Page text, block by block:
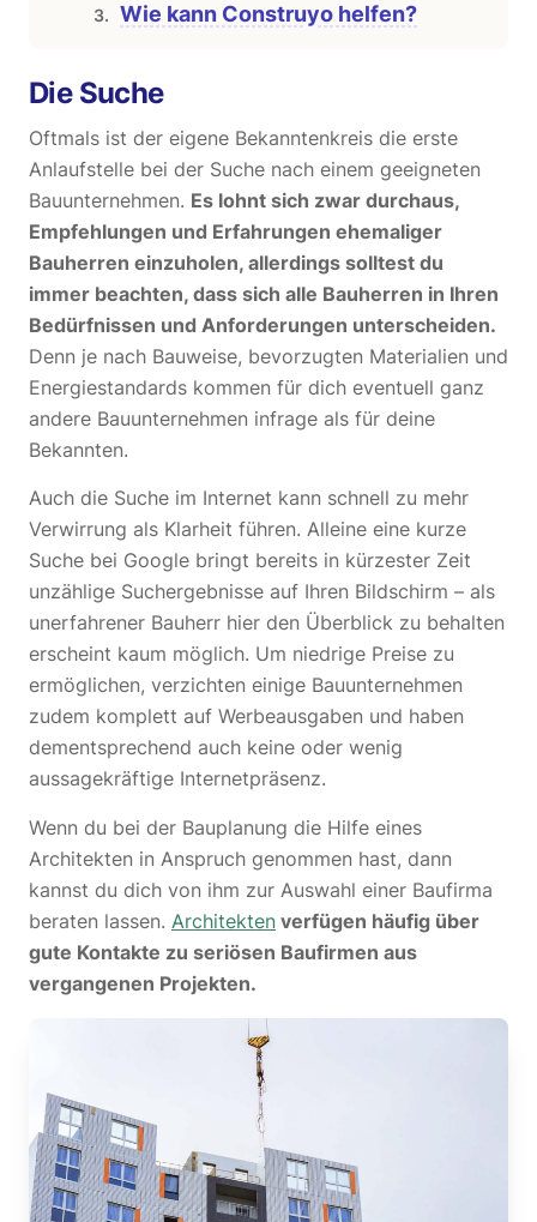
Wie kann Construyo helfen?
Die Suche
Oftmals ist der eigene Bekanntenkreis die erste
Anlaufstelle bei der Suche nach einem geeigneten
Bauunternehmen. Es lohnt sich zwar durchaus,
Empfehlungen und Erfahrungen ehemaliger
Bauherren einzuholen, allerdings solltest du
immer beachten, dass sich alle Bauherren in Ihren
Bedürfnissen und Anforderungen unterscheiden.
Denn je nach Bauweise, bevorzugten Materialien und
Energiestandards kommen für dich eventuell ganz
andere Bauunternehmen infrage als für deine
Bekannten.
Auch die Suche im Internet kann schnell zu mehr
Verwirrung als Klarheit führen. Alleine eine kurze
Suche bei Google bringt bereits in kürzester Zeit
unzählige Suchergebnisse auf Ihren Bildschirm – als
unerfahrener Bauherr hier den Überblick zu behalten
erscheint kaum möglich. Um niedrige Preise zu
ermöglichen, verzichten einige Bauunternehmen
zudem komplett auf Werbeausgaben und haben
dementsprechend auch keine oder wenig
aussagekräftige Internetpräsenz.
Wenn du bei der Bauplanung die Hilfe eines
Architekten in Anspruch genommen hast, dann
kannst du dich von ihm zur Auswahl einer Baufirma
beraten lassen. Architekten verfügen häufig über
gute Kontakte zu seriösen Baufirmen aus
vergangenen Projekten.